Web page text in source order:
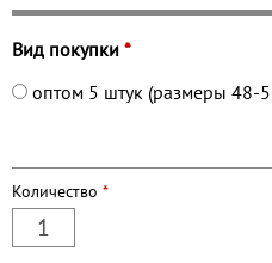
Вид покупки *
оптом 5 штук (размеры 48-
Количество *